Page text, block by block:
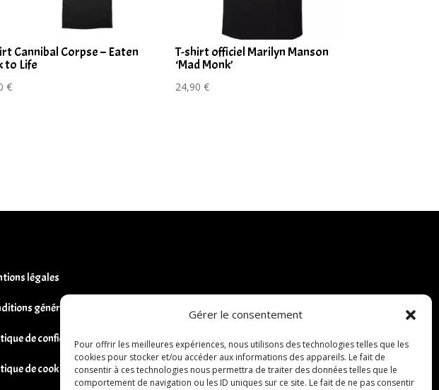
Gérer le consentement
Pour offrir les meilleures expériences, nous utilisons des technologies telles que les
cookies pour stocker et/ou accéder aux informations des appareils. Le fait de
consentir à ces technologies nous permettra de traiter des données telles que le
comportement de navigation ou les ID uniques sur ce site. Le fait de ne pas consentir
Cannibal Corpse – Eaten
to Life
€
T-shirt officiel Marilyn Manson
‘Mad Monk’
24,90€
légales
générales de vente
de confidentialité
de cookies